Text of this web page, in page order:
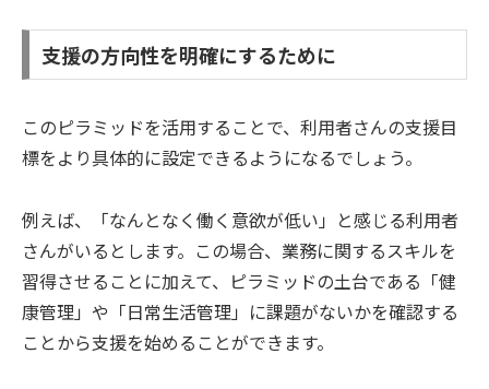
支援の方向性を明確にするために
このピラミッドを活用することで、利用者さんの支援目
標をより具体的に設定できるようになるでしょう。
例えば、「なんとなく働く意欲が低い」と感じる利用者
さんがいるとします。この場合、業務に関するスキルを
習得させることに加えて、ピラミッドの土台である「健
康管理」や「日常生活管理」に課題がないかを確認する
ことから支援を始めることができます。